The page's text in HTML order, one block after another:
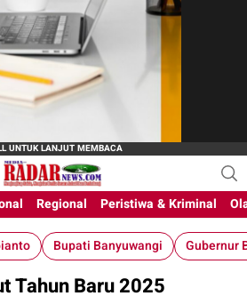
M-Radar News
media online
Regional Peristiwa & Kriminal
Bupati Banyuwangi Gubernur
Tahun Baru 2025